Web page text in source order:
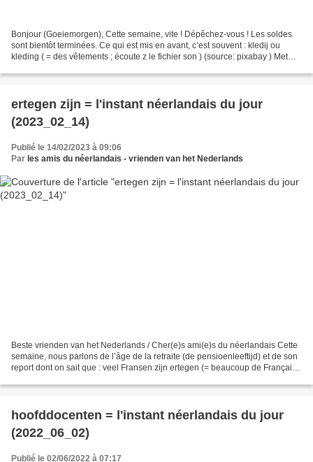
Bonjour (Goeiemorgen), Cette semaine, vite ! Dépêchez-vous ! Les soldes
sont bientôt terminées. Ce qui est mis en avant, c’est souvent : kledij ou
kleding ( = des vêtements ; écoute z le fichier son ) (source: pixabay ) Met
ertegen zijn = l'instant néerlandais du jour
(2023_02_14)
Publié le 14/02/2023 à 09:06
Par les amis du néerlandais - vrienden van het Nederlands
Beste vrienden van het Nederlands / Cher(e)s ami(e)s du néerlandais Cette
semaine, nous parlons de l’âge de la retraite (de pensioenleeftijd) et de son
report dont on sait que : veel Fransen zijn ertegen (= beaucoup de Français
hoofddocenten = l'instant néerlandais du jour
(2022_06_02)
Publié le 02/06/2022 à 07:17